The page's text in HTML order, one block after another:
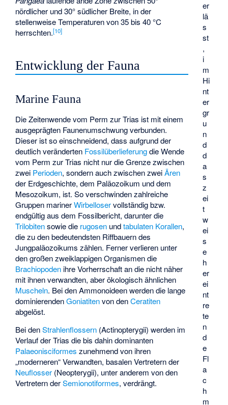
er
lä
s
st
,
i
m
Hi
nt
er
gr
u
n
d
d
a
s
z
ei
t
w
ei
s
e
h
er
ei
nt
re
te
n
d
e
Fl
a
c
h
m
nördlicher und 30° südlicher Breite, in der
stellenweise Temperaturen von 35 bis 40 °C
herrschten.[10]
Entwicklung der Fauna
Marine Fauna
Die Zeitenwende vom Perm zur Trias ist mit einem
ausgeprägten Faunenumschwungverbunden.
Dieser ist so einschneidend, dass aufgrund der
deutlich veränderten Fossilüberlieferungdie Wende
vom Perm zur Trias nicht nur die Grenze zwischen
zwei Perioden, sondern auch zwischen zweiÄren
der Erdgeschichte, dem Paläozoikum und dem
Mesozoikum, ist. So verschwinden zahlreiche
Gruppen marinerWirbelloservollständig bzw.
endgültig aus dem Fossilbericht, darunter die
Trilobitensowie die rugosen undtabulaten Korallen,
die zu den bedeutendsten Riffbauern des
Jungpaläozoikums zählen. Ferner verlieren unter
den großen zweiklappigen Organismen die
Brachiopoden ihre Vorherrschaft an die nicht näher
mit ihnen verwandten, aber ökologisch ähnlichen
Muscheln. Bei denAmmonoideenwerden die lange
dominierendenGoniatitenvon denCeratiten
abgelöst.
Bei denStrahlenflossern (Actinopterygii) werden im
Verlauf der Trias die bis dahin dominanten
Palaeonisciformes zunehmend von ihren
„moderneren“ Verwandten, basalen Vertretern der
Neuflosser (Neopterygii), unter anderem von den
Vertretern derSemionotiformes, verdrängt.